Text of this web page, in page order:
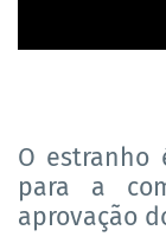
O estranho
para a
aprovação